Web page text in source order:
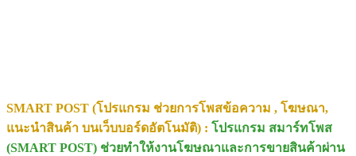
SMART POST (โปรแกรม ช่วยการโพสข้อความ , โฆษณา,
แนะนำสินค้า บนเว็บบอร์ดอัตโนมัติ) : โปรแกรม สมาร์ทโพส
(SMART POST) ช่วยทำให้งานโฆษณาและการขายสินค้าผ่าน